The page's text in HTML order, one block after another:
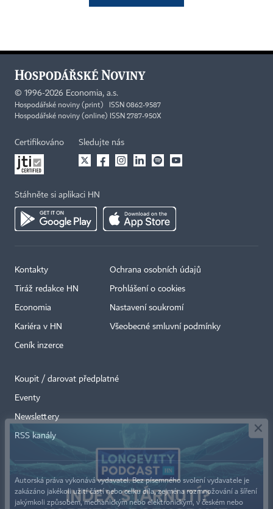
© 1996-2026 Economia, a.s.
Hospodářské noviny (print) ISSN 0862-9587
Hospodářské noviny (online) ISSN 2787-950X
Certifikováno Sledujte nás
Stáhněte si aplikaci HN
Kontakty
Tiráž redakce HN
Economia
Kariéra v HN
Ceník inzerce
Ochrana osobních údajů
Prohlášení o cookies
Nastavení soukromí
Všeobecné smluvní podmínky
Koupit / darovat předplatné
Eventy
Newslettery
RSS kanály
Autorská práva vykonává vydavatel. Bez písemného svolení vydavatele je
zakázáno jakékoli užití částí nebo celku díla, zejména rozmnožování a šíření
jakýmkoli způsobem, mechanickým nebo elektronickým, v českém nebo